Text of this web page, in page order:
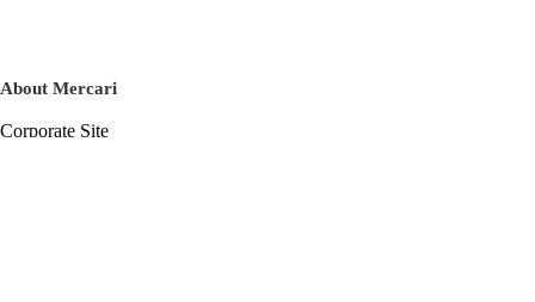
About Mercari
Corporate Site